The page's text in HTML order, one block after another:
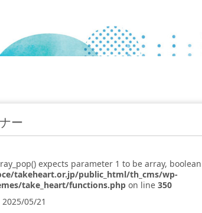
ー
expects parameter 1 to be array,
takeheart.or.jp/public_html/th_cms/wp-
take_heart/functions.php on line 350
2025/05/21